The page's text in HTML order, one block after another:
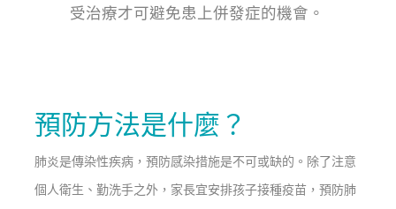
受治療才可避免患上併發症的機會。
預防方法是什麼？
肺炎是傳染性疾病，預防感染措施是不可或缺的。除了注意
個人衛生、勤洗手之外，家長宜安排孩子接種疫苗，預防肺